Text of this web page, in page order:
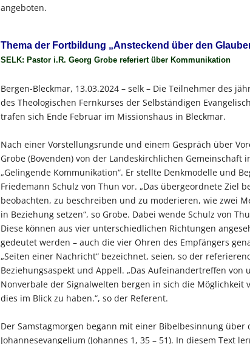
angeboten.
Thema der Fortbildung „Ansteckend über den
SELK: Pastor i.R. Georg Grobe referiert über Kommunikation
Bergen-Bleckmar, 13.03.2024 – selk – Die Teilnehmer des
des Theologischen Fernkurses der Selbständigen
trafen sich Ende Februar im Missionshaus in Bleckmar.
Nach einer Vorstellungsrunde und einem Gespräch über
Grobe (Bovenden) von der Landeskirchlichen Gemeinschaft
„Gelingende Kommunikation“. Er stellte Denkmodelle und
Friedemann Schulz von Thun vor. „Das übergeordnete Ziel
beobachten, zu beschreiben und zu moderieren, wie zwei
in Beziehung setzen“, so Grobe. Dabei wende Schulz von
Diese können aus vier unterschiedlichen Richtungen
gedeutet werden – auch die vier Ohren des Empfängers
„Seiten einer Nachricht“ bezeichnet, seien, so der
Beziehungsaspekt und Appell. „Das Aufeinandertreffen
Nonverbale der Signalwelten bergen in sich die
dies im Blick zu haben.“, so der Referent.
Der Samstagmorgen begann mit einer Bibelbesinnung
Johannesevangelium (Johannes 1, 35 – 51). In diesem Text